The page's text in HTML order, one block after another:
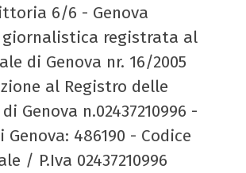
6/6 - Genova
registrata al
di Genova nr. 16/2005
al Registro delle
Genova n.02437210996 -
Genova: 486190 - Codice
/ P.Iva 02437210996